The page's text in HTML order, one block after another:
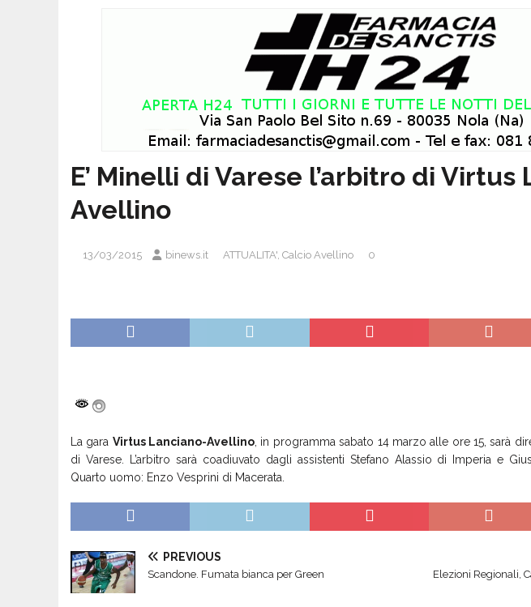
E’ Minelli di Varese l’arbitro di Virtus
Avellino
13/03/2015 binews.it ATTUALITA', Calcio Avellino 0
La gara Virtus Lanciano-Avellino, in programma sabato 14 marzo alle ore 15, sarà
di Varese. L’arbitro sarà coadiuvato dagli assistenti Stefano Alassio di Imperia e
Quarto uomo: Enzo Vesprini di Macerata.
PREVIOUS
Scandone. Fumata bianca per Green Elezioni Regionali,